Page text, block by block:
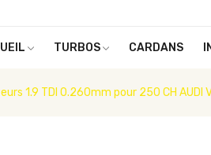
TURBOS CARDANS
1.9 TDI 0.260mm pour 250 CH AUDI